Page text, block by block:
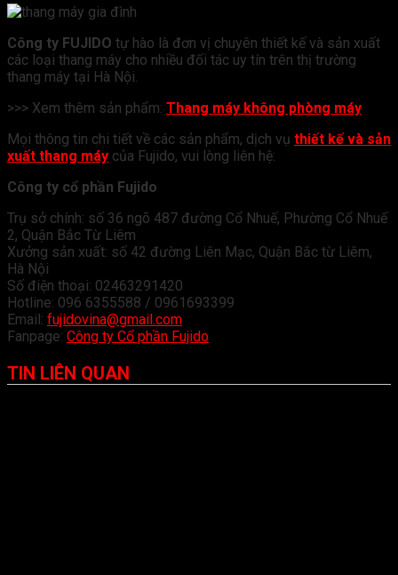
Công ty FUJIDO tự hào là đơn vị chuyên thiết kế và sản xuất
các loại thang máy cho nhiều đối tác uy tín trên thị trường
thang máy tại Hà Nội.
>>> Xem thêm sản phẩm: Thang máy không phòng máy
Mọi thông tin chi tiết về các sản phẩm, dịch vụ thiết kế và sản
xuất thang máy của Fujido, vui lòng liên hệ:
Công ty cổ phần Fujido
Trụ sở chính: số 36 ngõ 487 đường Cổ Nhuế, Phường Cổ Nhuế
2, Quận Bắc Từ Liêm
Xưởng sản xuất: số 42 đường Liên Mạc, Quận Bắc từ Liêm,
Hà Nội
Số điện thoại: 02463291420
Hotline: 096 6355588 / 0961693399
Email: fujidovina@gmail.com
Fanpage: Công ty Cổ phần Fujido
TIN LIÊN QUAN